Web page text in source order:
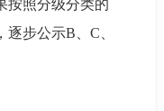
照分级分类的
步公示B、C、